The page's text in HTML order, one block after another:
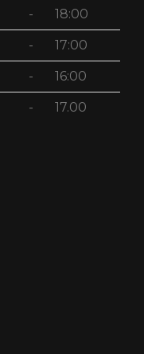
- 18:00
- 17:00
- 16:00
- 17.00